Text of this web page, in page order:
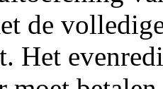
de
Het